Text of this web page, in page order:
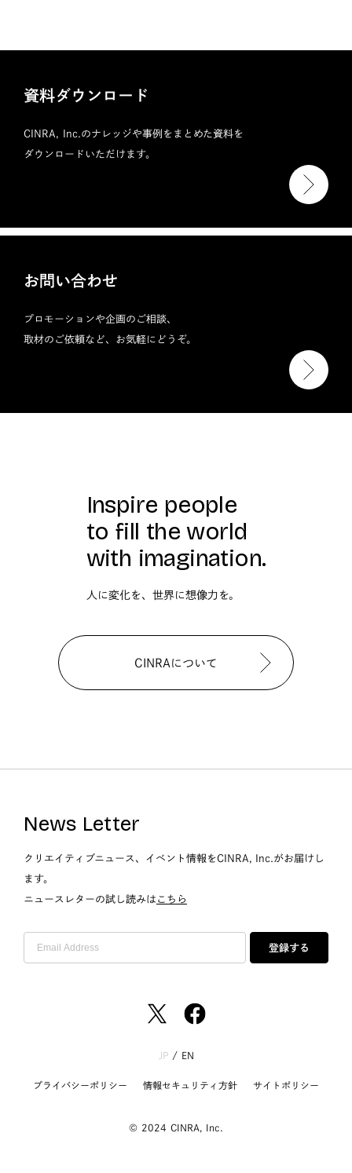
資料ダウンロード
CINRA, Inc.のナレッジや事例をまとめた資料を
ダウンロードいただけます。
お問い合わせ
プロモーションや企画のご相談、
取材のご依頼など、お気軽にどうぞ。
Inspire people
to fill the world
with imagination.
人に変化を、世界に想像力を。
CINRAについて
News Letter
クリエイティブニュース、イベント情報をCINRA, Inc.がお届けし
ます。
ニュースレターの試し読みは こちら
登録する
JP/ EN
プライバシーポリシー 情報セキュリティ方針 サイトポリシー
© 2024 CINRA, Inc.